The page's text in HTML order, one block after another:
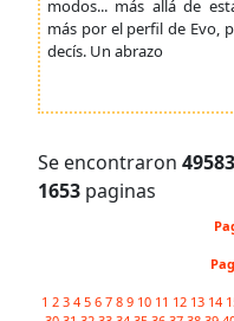
modos... más allá de
más por el perfil de Evo,
decís. Un abrazo
Se encontraron 49583
1653 paginas
1 2 3 4 5 6 7 8 9 10 11 12 13 14